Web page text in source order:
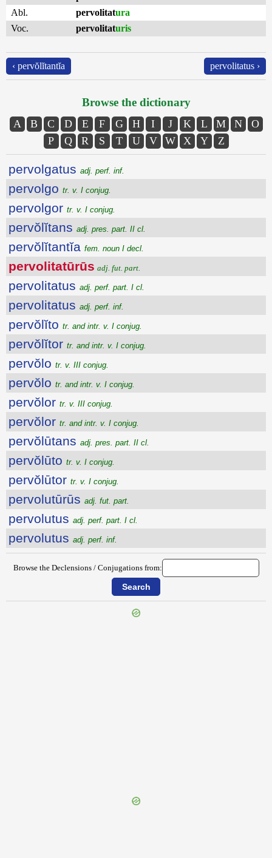
Abl.
pervolitatura
Voc.
pervolitaturis
‹ pervŏlĭtantĭa pervolitatus ›
Browse the dictionary
A B C D E F G H I J K L M N
O
P
Q R S T U V W X Y Z
pervolgatus adj. perf. inf.
pervolgo tr. v. I conjug.
pervolgor tr. v. I conjug.
pervŏlĭtans adj. pres. part. II cl.
pervŏlĭtantĭa fem. noun I decl.
pervolitatūrūs adj. fut. part.
pervolitatus adj. perf. part. I cl.
pervolitatus adj. perf. inf.
pervŏlĭto tr. and intr. v. I conjug.
pervŏlĭtor tr. and intr. v. I conjug.
pervŏlo tr. v. III conjug.
pervŏlo tr. and intr. v. I conjug.
pervŏlor tr. v. III conjug.
pervŏlor tr. and intr. v. I conjug.
pervŏlūtans adj. pres. part. II cl.
pervŏlūto tr. v. I conjug.
pervŏlūtor tr. v. I conjug.
pervolutūrūs adj. fut. part.
pervolutus adj. perf. part. I cl.
pervolutus adj. perf. inf.
Browse the Declensions / Conjugations from: